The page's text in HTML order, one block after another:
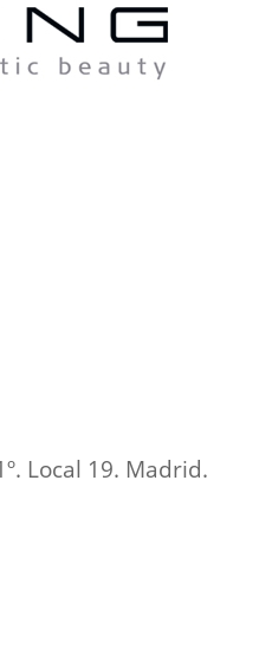
Local 19. Madrid.